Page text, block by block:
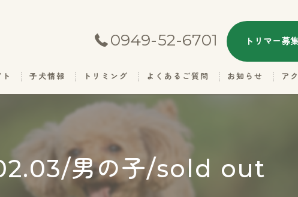
0949-52-6701 トリマー募
子犬情報 トリミング よくあるご質問 お知らせ
子犬情報
ア
男の子/sold out